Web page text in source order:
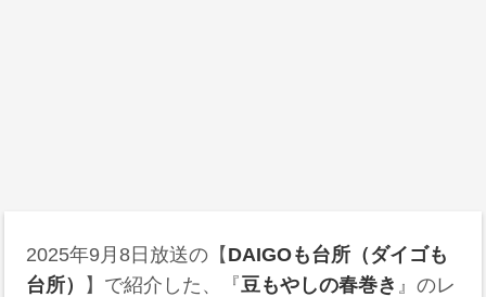
2025年9月8日 放送の【 DAIGOも台所（ダイゴも
台所）
】で紹介した、『豆もやしの春巻き 』のレ